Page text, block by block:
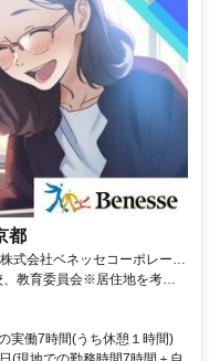
都
式会社ベネッセコーポレーシ
、教育委員会※居住地を考慮
求人の市区町村全域を対象
く学校は複数校となる場合も
慮し、無理のない範囲でご勤
実働7時間(うち休憩１時間)